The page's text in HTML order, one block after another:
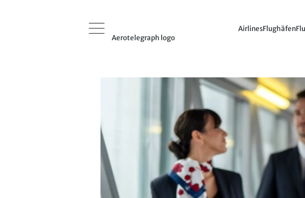
Aerotelegraph logo
AirlinesFlughäfen